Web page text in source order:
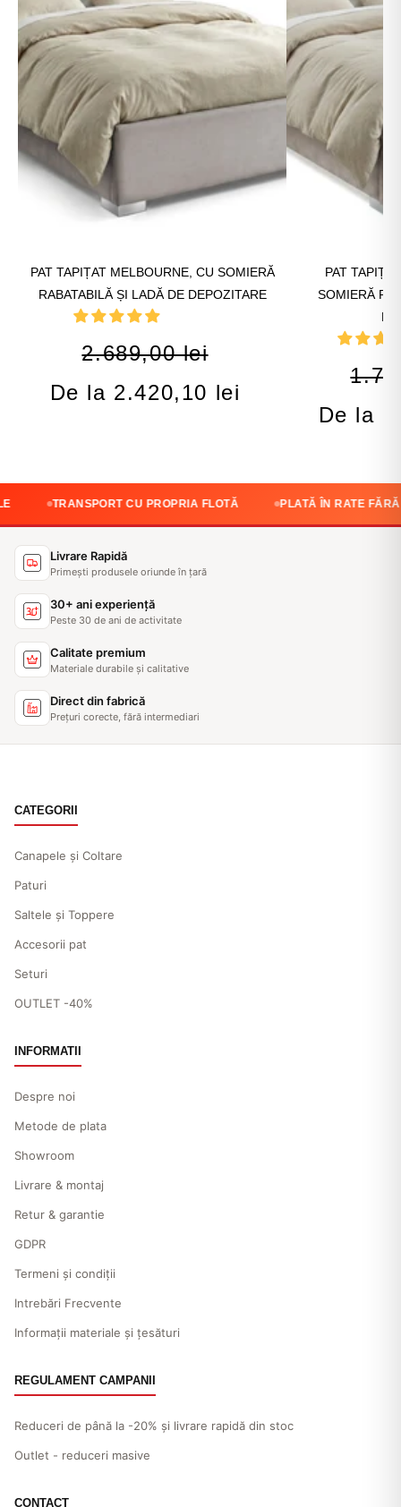
PAT TAPIȚAT MELBOURNE, CU SOMIERĂ
RABATABILĂ ȘI LADĂ DE DEPOZITARE
2.689,00 lei
De la 2.420,10 lei
PAT
SOMIERĂ
De la
CU PROPRIA FLOTĂ PLATĂ ÎN RATE FĂRĂ
Livrare Rapidă
Primești produsele oriunde în țară
30+ ani experiență
Peste 30 de ani de activitate
Calitate premium
Materiale durabile și calitative
Direct din fabrică
Prețuri corecte, fără intermediari
CATEGORII
Canapele și Coltare
Paturi
Saltele și Toppere
Accesorii pat
Seturi
OUTLET -40%
INFORMATII
Despre noi
Metode de plata
Showroom
Livrare & montaj
Retur & garantie
GDPR
Termeni și condiții
Intrebări Frecvente
Informații materiale și țesături
REGULAMENT CAMPANII
Reduceri de până la -20% și livrare rapidă din stoc
Outlet - reduceri masive
CONTACT